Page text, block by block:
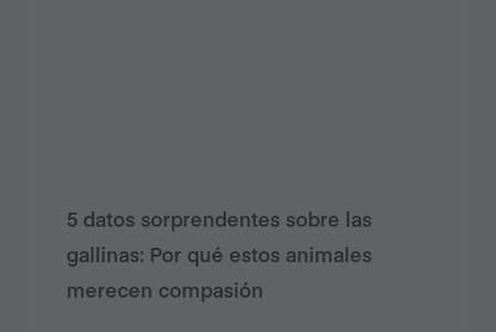
5 datos sorprendentes sobre las
gallinas: Por qué estos animales
merecen compasión